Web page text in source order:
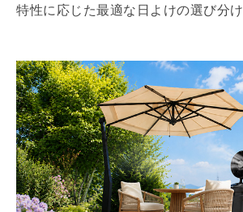
特性に応じた最適な日よけの選び分け